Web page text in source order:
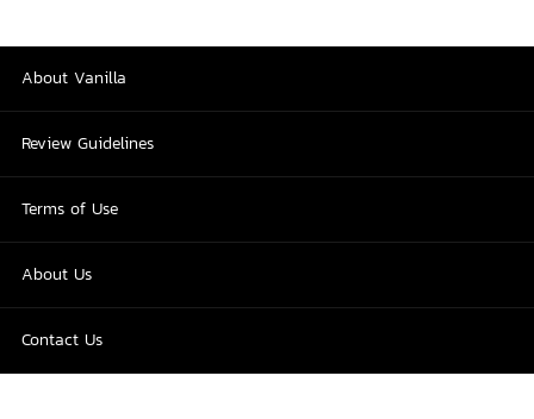
About Vanilla
Review Guidelines
Terms of Use
About Us
Contact Us